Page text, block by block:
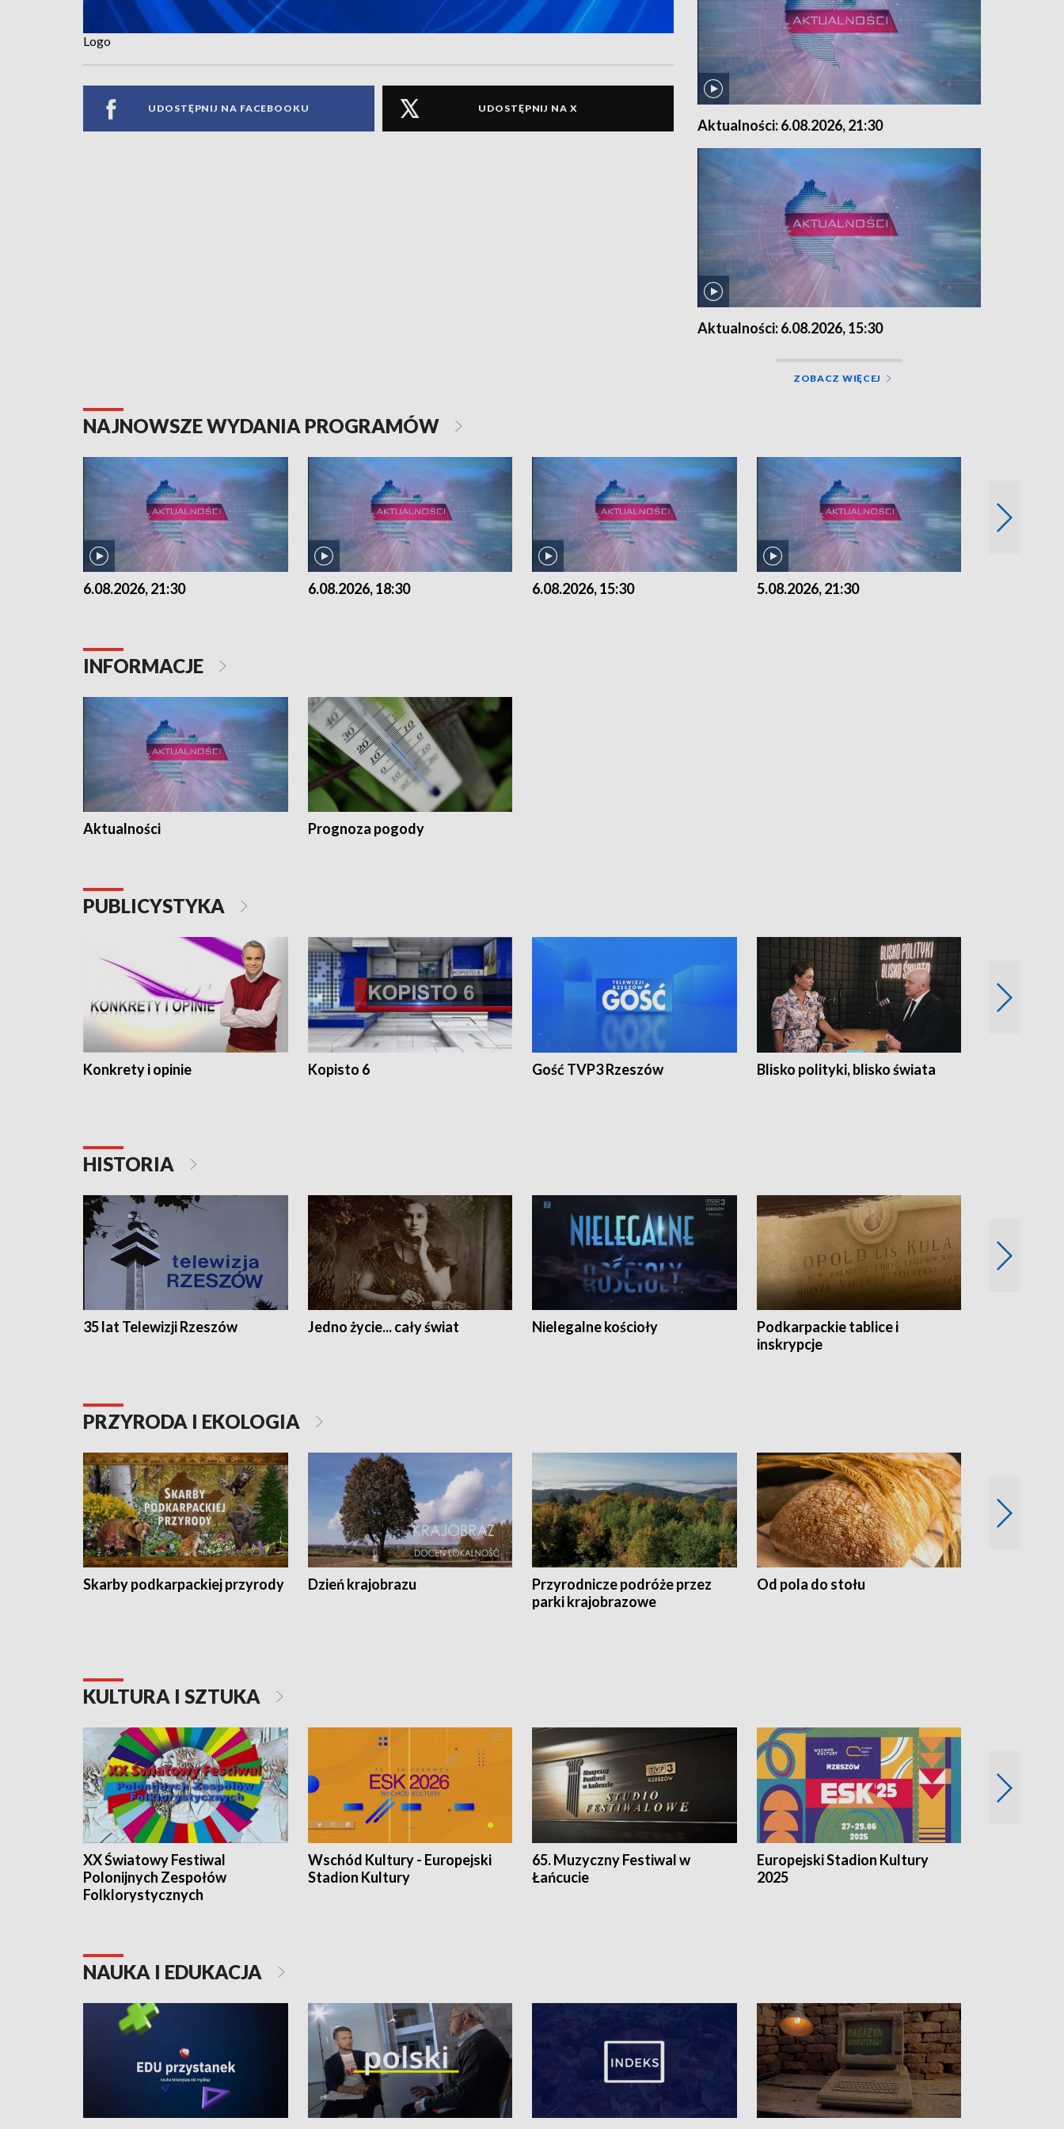
Logo
UDOSTĘPNIJ NA FACEBOOKU UDOSTĘPNIJ NA X
Aktualności: 6.08.2026, 21:30
Aktualności: 6.08.2026, 15:30
ZOBACZ WIĘCEJ
NAJNOWSZE WYDANIA PROGRAMÓW
6.08.2026, 21:30 6.08.2026, 18:30 6.08.2026, 15:30 5.08.2026, 21:30
INFORMACJE
Aktualności Prognoza pogody
PUBLICYSTYKA
Konkrety i opinie Kopisto 6 Gość TVP3 Rzeszów Blisko polityki, blisko świata
HISTORIA
35 lat Telewizji Rzeszów Jedno życie... cały świat Nielegalne kościoły
Podkarpackie tablice i
inskrypcje
PRZYRODA I EKOLOGIA
Skarby podkarpackiej przyrody Dzień krajobrazu
Przyrodnicze podróże przez
parki krajobrazowe
Od pola do stołu
KULTURA I SZTUKA
XX Światowy Festiwal
Polonijnych Zespołów
Folklorystycznych
Wschód Kultury - Europejski
Stadion Kultury
65. Muzyczny Festiwal w
Łańcucie
Europejski Stadion Kultury
2025
NAUKA I EDUKACJA